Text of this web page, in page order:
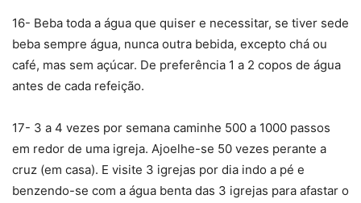
16- Beba toda a água que quiser e necessitar, se tiver sede
beba sempre água, nunca outra bebida, excepto chá ou
café, mas sem açúcar. De preferência 1 a 2 copos de água
antes de cada refeição.
17- 3 a 4 vezes por semana caminhe 500 a 1000 passos
em redor de uma igreja. Ajoelhe-se 50 vezes perante a
cruz (em casa). E visite 3 igrejas por dia indo a pé e
benzendo-se com a água benta das 3 igrejas para afastar o